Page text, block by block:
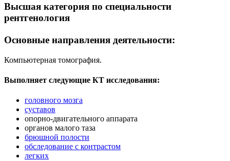
Высшая категория по специальности
рентгенология
Основные направления деятельности:
Компьютерная томография.
Выполняет следующие КТ исследования:
головного мозга
суставов
опорно-двигательного аппарата
органов малого таза
брюшной полости
обследование с контрастом
легких